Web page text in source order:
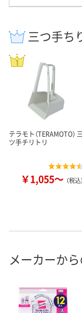
三つ手ち
テラモト（TERAMOTO） 三
ツ手チリトリ
￥1,055～ （税込）
メーカーか